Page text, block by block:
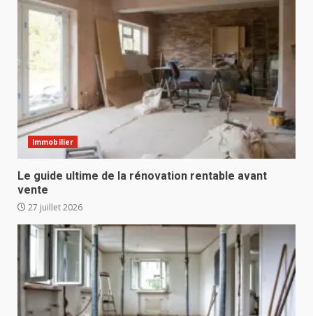
Immobilier
Le guide ultime de la rénovation rentable avant
vente
27 juillet 2026